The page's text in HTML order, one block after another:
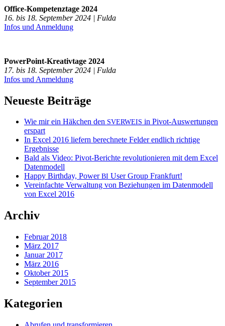
Office-Kompetenztage 2024
16. bis 18. September 2024 | Fulda
Infos und Anmeldung
PowerPoint-Kreativtage 2024
17. bis 18. September 2024 | Fulda
Infos und Anmeldung
Neueste Beiträge
Wie mir ein Häkchen den SVERWEIS in Pivot-Auswertungen
erspart
In Excel 2016 liefern berechnete Felder endlich richtige
Ergebnisse
Bald als Video: Pivot-Berichte revolutionieren mit dem Excel
Datenmodell
Happy Birthday, PowerBI User Group Frankfurt!
Vereinfachte Verwaltung von Beziehungen im Datenmodell
von Excel 2016
Archiv
Februar 2018
März 2017
Januar 2017
März 2016
Oktober 2015
September 2015
Kategorien